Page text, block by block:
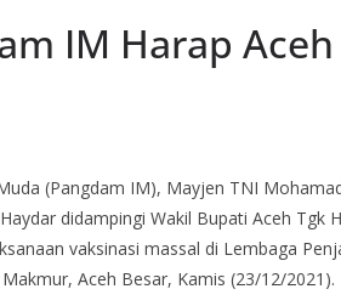
IM Harap Aceh
(Pangdam IM), Mayjen TNI
didampingi Wakil Bupati Aceh Tgk
vaksinasi massal di Lembaga
Aceh Besar, Kamis (23/12/2021).